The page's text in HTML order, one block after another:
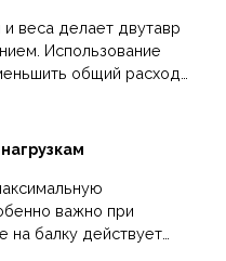
металлического
веса делает двутавр
Использование
общий расход
важно при
на балку действует